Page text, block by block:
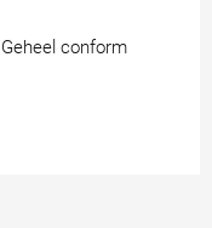
conform